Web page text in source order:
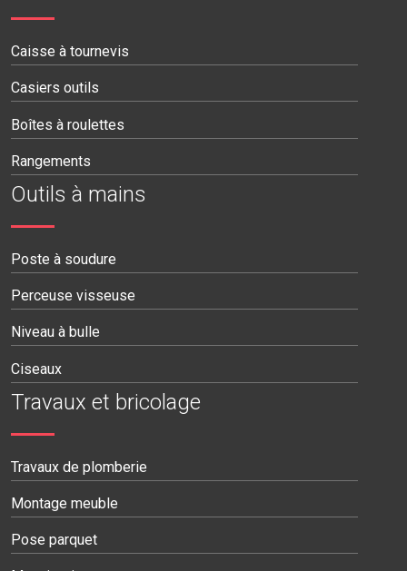
Caisse à tournevis
Casiers outils
Boîtes à roulettes
Rangements
Outils à mains
Poste à soudure
Perceuse visseuse
Niveau à bulle
Ciseaux
Travaux et bricolage
Travaux de plomberie
Montage meuble
Pose parquet